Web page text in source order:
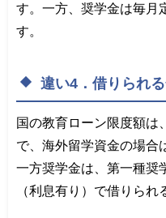
す。一方、奨学金は毎月
す。
違い4．借りられ
国の教育ローン限度額は
で、海外留学資金の場合
一方奨学金は、第一種奨
（利息有り）で借りられ